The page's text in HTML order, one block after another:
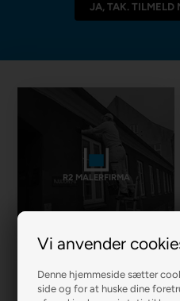
Vi anvender
Denne hjemmeside sætter
side og for at huske dine
R2 MALERFIRMA